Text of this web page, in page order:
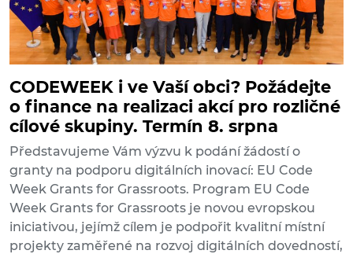
CODEWEEK i ve Vaší obci? Požádejte
o finance na realizaci akcí pro rozličné
cílové skupiny. Termín 8. srpna
Představujeme Vám výzvu k podání žádostí o
granty na podporu digitálních inovací: EU Code
Week Grants for Grassroots. Program EU Code
Week Grants for Grassroots je novou evropskou
iniciativou, jejímž cílem je podpořit kvalitní místní
projekty zaměřené na rozvoj digitálních dovedností,